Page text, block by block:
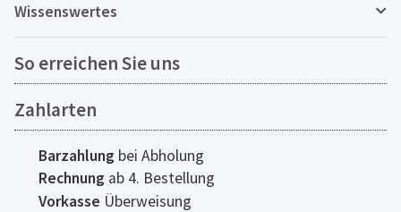
Wissenswertes
So erreichen Sie uns
Zahlarten
Barzahlung bei Abholung
Rechnung ab 4. Bestellung
Vorkasse Überweisung